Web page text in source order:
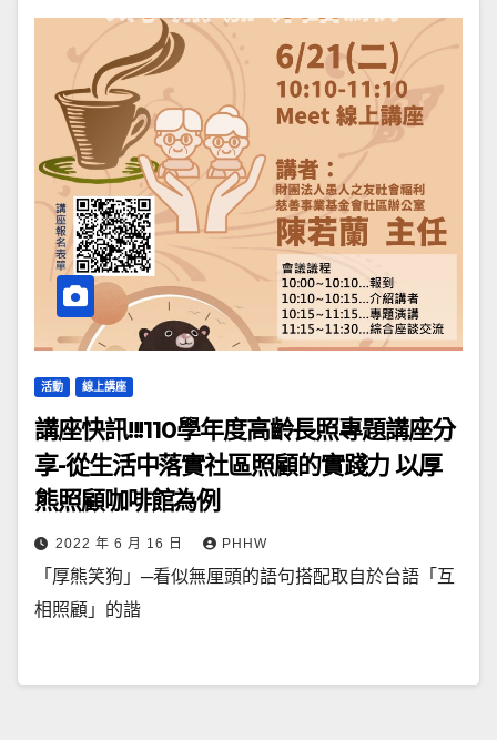
活動 線上講座
講座快訊!!!110學年度高齡長照專題講座分
享-從生活中落實社區照顧的實踐力 以厚
熊照顧咖啡館為例
2022 年 6 月 16 日 PHHW
「厚熊笑狗」─看似無厘頭的語句搭配取自於台語「互
相照顧」的諧